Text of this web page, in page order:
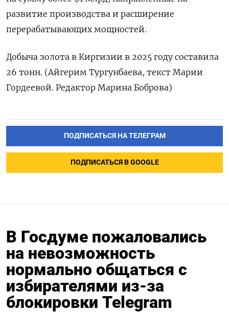
развитие производства и ​расширение
перерабатывающих ⁠мощностей.
Добыча золота в Киргизии в ‌2025 году ‌составила
26 тонн. (Айгерим Тургунбаева, ​текст Марии
Гордеевой. ‌Редактор Марина Боброва)
ПОДПИСАТЬСЯ НА ТЕЛЕГРАМ
ПОДПИСАТЬСЯ В GOOGLE
В Госдуме пожаловались
на невозможность
нормально общаться с
избирателями из-за
блокировки Telegram